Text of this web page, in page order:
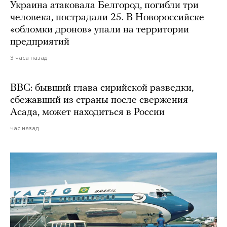
Украина атаковала Белгород, погибли три
человека, пострадали 25. В Новороссийске
«обломки дронов» упали на территории
предприятий
3 часа назад
BBC: бывший глава сирийской разведки,
сбежавший из страны после свержения
Асада, может находиться в России
час назад